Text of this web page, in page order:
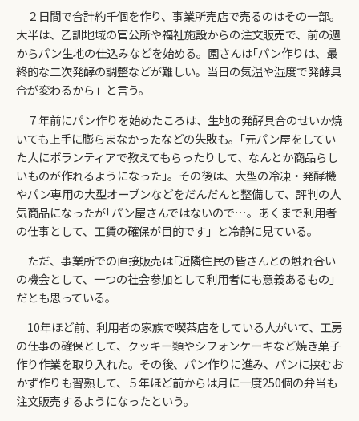
２日間で合計約千個を作り、事業所売店で売るのはその一部。
大半は、乙訓地域の官公所や福祉施設からの注文販売で、前の週
からパン生地の仕込みなどを始める。園さんは｢パン作りは、最
終的な二次発酵の調整などが難しい。当日の気温や湿度で発酵具
合が変わるから」と言う。
７年前にパン作りを始めたころは、生地の発酵具合のせいか焼
いても上手に膨らまなかったなどの失敗も。｢元パン屋をしてい
た人にボランティアで教えてもらったりして、なんとか商品らし
いものが作れるようになった｣。その後は、大型の冷凍・発酵機
やパン専用の大型オーブンなどをだんだんと整備して、評判の人
気商品になったが｢パン屋さんではないので…。あくまで利用者
の仕事として、工賃の確保が目的です」と冷静に見ている。
ただ、事業所での直接販売は｢近隣住民の皆さんとの触れ合い
の機会として、一つの社会参加として利用者にも意義あるもの｣
だとも思っている。
10年ほど前、利用者の家族で喫茶店をしている人がいて、工房
の仕事の確保として、クッキー類やシフォンケーキなど焼き菓子
作り作業を取り入れた。その後、パン作りに進み、パンに挟むお
かず作りも習熟して、５年ほど前からは月に一度250個の弁当も
注文販売するようになったという。